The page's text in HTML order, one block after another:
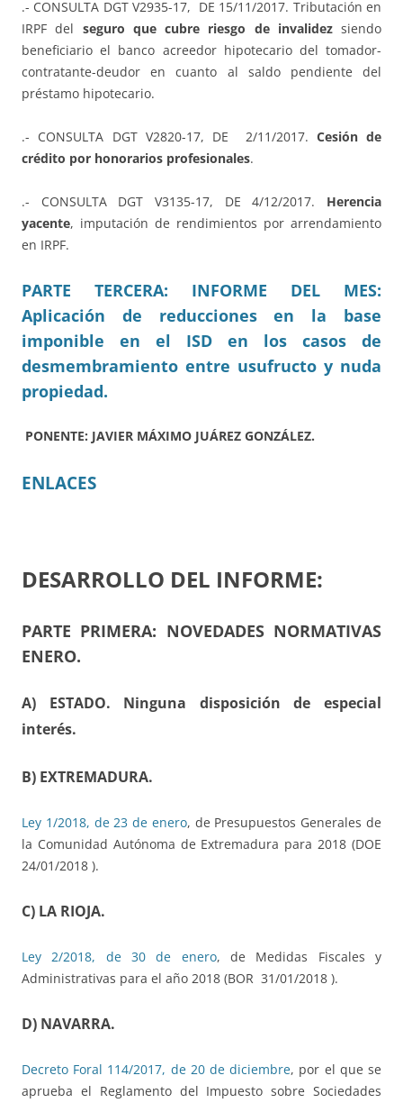
.- CONSULTA DGT V2935-17, DE 15/11/2017. Tributación en
IRPF del seguro que cubre riesgo de invalidezsiendo
beneficiario el banco acreedor hipotecario del tomador-
contratante-deudor en cuanto al saldo pendiente del
préstamo hipotecario.
.- CONSULTA DGT V2820-17, DE 2/11/2017. Cesión de
crédito por honorarios profesionales.
.- CONSULTA DGT V3135-17, DE 4/12/2017. Herencia
yacente, imputación de rendimientos por arrendamiento
en IRPF.
PARTE TERCERA: INFORME DEL MES:
Aplicación de reducciones en la base
imponible en el ISD en los casos de
desmembramiento entre usufructo y nuda
propiedad.
PONENTE: JAVIER MÁXIMO JUÁREZ GONZÁLEZ.
ENLACES
DESARROLLO DEL INFORME:
PARTE PRIMERA: NOVEDADES NORMATIVAS
ENERO.
A) ESTADO. Ninguna disposición de especial
interés.
B) EXTREMADURA.
Ley 1/2018, de 23 de enero, de Presupuestos Generales de
la Comunidad Autónoma de Extremadura para 2018 (DOE
24/01/2018 ).
C) LA RIOJA.
Ley 2/2018, de 30 de enero, de Medidas Fiscales y
Administrativas para el año 2018 (BOR 31/01/2018 ).
D) NAVARRA.
Decreto Foral 114/2017, de 20 de diciembre, por el que se
aprueba el Reglamento del Impuesto sobre Sociedades